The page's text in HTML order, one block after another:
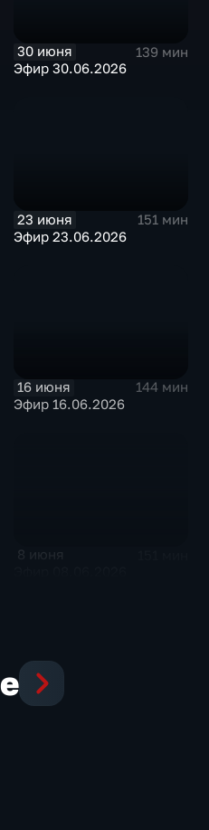
30 июня
139 мин
Эфир 30.06.2026
23 июня
151 мин
Эфир 23.06.2026
16 июня
144 мин
Эфир 16.06.2026
8 июня